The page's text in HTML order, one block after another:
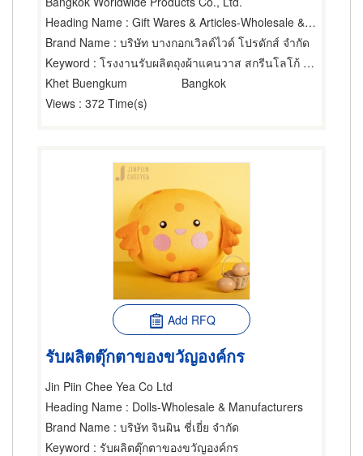
Heading Name : Gift Wares & Articles-Wholesale & Manufacturers
Brand Name : บริษัท บางกอกเวิลด์ไวด์ โปรดักส์ จำกัด
Keyword : โรงงานรับผลิตถุงผ้าแคนวาส สกรีนโลโก้ ครบวงจร
Khet Buengkum
Bangkok
Views : 372 Time(s)
Add RFQ
รับผลิตตุ๊กตาของขวัญองค์กร
Jin Piin Chee Yea Co Ltd
Heading Name : Dolls-Wholesale & Manufacturers
Brand Name : บริษัท จินผิน ชี่เยี่ย จำกัด
Keyword : รับผลิตตุ๊กตาของขวัญองค์กร